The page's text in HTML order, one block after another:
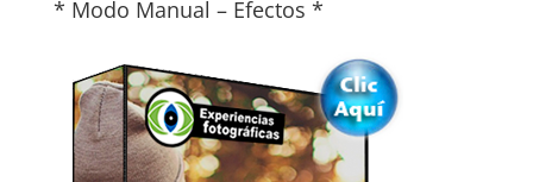
* Modo Manual – Efectos *